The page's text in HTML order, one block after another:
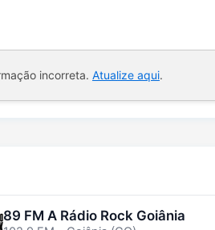
incorreta. Atualize aqui.
89 FM A Rádio Rock Goiânia